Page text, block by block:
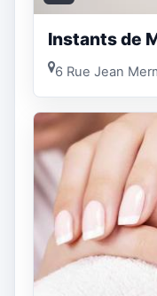
Instants de
6 Rue Jean